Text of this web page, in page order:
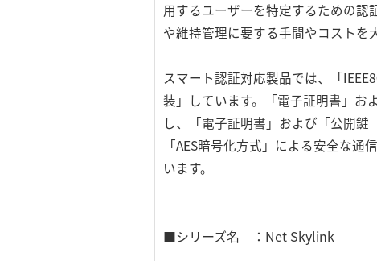
用するユーザーを特定するための認
や維持管理に要する手間やコストを
スマート認証対応製品では、「
装」しています。「電子証明書」お
し、「電子証明書」および「公開
「AES暗号化方式」による安全な
います。
■シリーズ名 ：Net Skylink